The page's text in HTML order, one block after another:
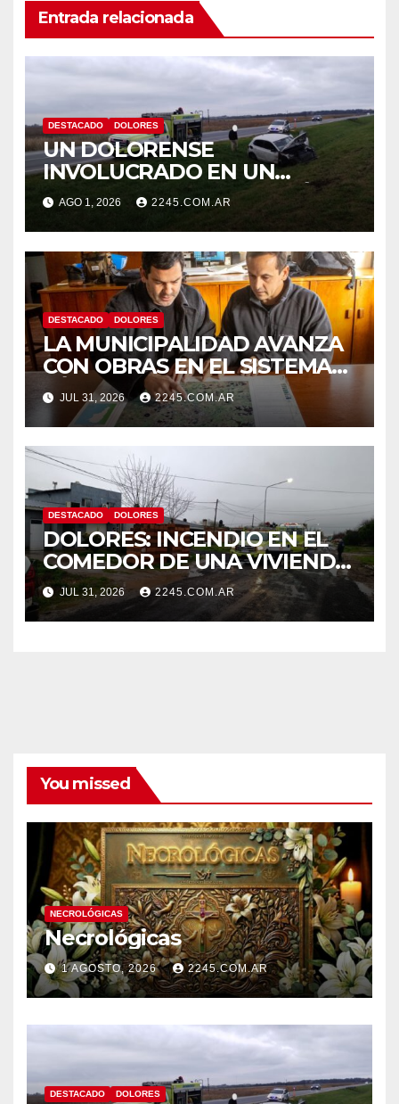
Entrada relacionada
DESTACADO DOLORES
UN DOLORENSE
INVOLUCRADO EN UN
SINIESTRO QUE TERMINÓ
CON DESPISTE Y VUELCO
AGO 1, 2026 2245.COM.AR
DESTACADO DOLORES
LA MUNICIPALIDAD AVANZA
CON OBRAS EN EL SISTEMA
HÍDRICO DE DOLORES
JUL 31, 2026 2245.COM.AR
DESTACADO DOLORES
DOLORES: INCENDIO EN EL
COMEDOR DE UNA VIVIENDA
FUE CONTROLADO POR
BOMBEROS
JUL 31, 2026 2245.COM.AR
You missed
NECROLÓGICAS
Necrológicas
1 AGOSTO, 2026 2245.COM.AR
DESTACADO DOLORES